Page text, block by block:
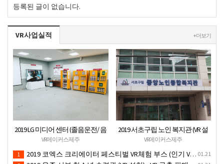
등록된 글이 없습니다.
VR사업실적 + 더보기
2019 LG 미디어 센터 (졸음운전/ 음
주운전 체험 행사) VR 체험 - VR 렌탈
대여 행사
VR메이커스제주
2019 서초구립 노인 복지관 (VR 설
치) - VR 구축 판매
VR메이커스제주
01.21
1 2019 코엑스 크리에이터 페스티벌 VR체험 부스 (인기 VR 체험) - VR렌탈대여 행사